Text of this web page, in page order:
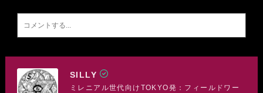
SILLY
ミレニアル世代向けTOKYO発：フィールドワー